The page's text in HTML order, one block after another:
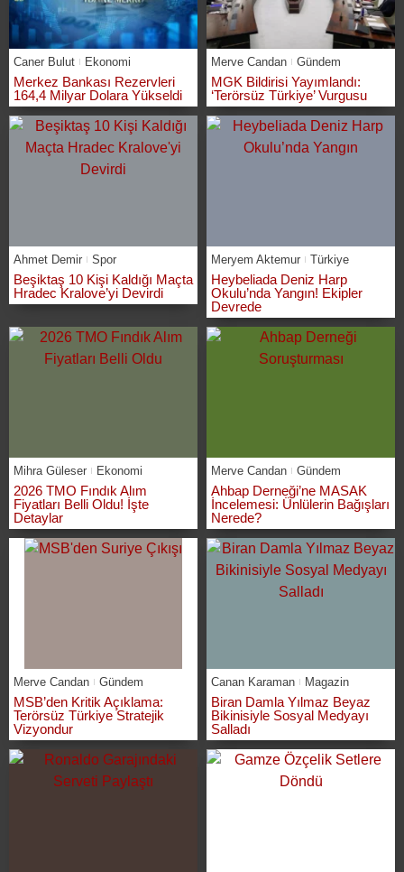
Caner Bulut Ekonomi
Merkez Bankası Rezervleri
164,4 Milyar Dolara Yükseldi
Merve Candan Gündem
MGK Bildirisi Yayımlandı:
‘Terörsüz Türkiye’ Vurgusu
Ahmet Demir Spor
Beşiktaş 10 Kişi Kaldığı Maçta
Hradec Kralove’yi Devirdi
Meryem Aktemur Türkiye
Heybeliada Deniz Harp
Okulu’nda Yangın! Ekipler
Devrede
Mihra Güleser Ekonomi
2026 TMO Fındık Alım
Fiyatları Belli Oldu! İşte
Detaylar
Merve Candan Gündem
Ahbap Derneği’ne MASAK
İncelemesi: Ünlülerin Bağışları
Nerede?
Merve Candan Gündem
MSB’den Kritik Açıklama:
Terörsüz Türkiye Stratejik
Vizyondur
Canan Karaman Magazin
Biran Damla Yılmaz Beyaz
Bikinisiyle Sosyal Medyayı
Salladı